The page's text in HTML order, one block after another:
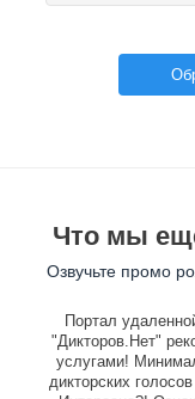
Что мы
Озвучьте промо
Портал
"Дикторов.Нет"
услугами!
дикторских